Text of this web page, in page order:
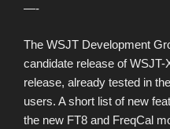
—-
The WSJT Development
candidate release of
release, already tested in
users. A short list of new
the new FT8 and FreqCal